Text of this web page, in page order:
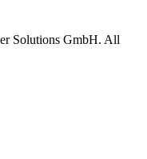
Solutions GmbH. All